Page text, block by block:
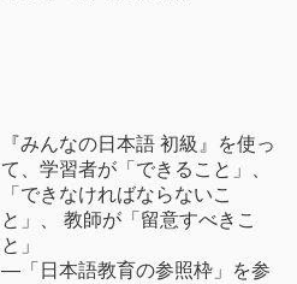
『みんなの日本語 初級』を使っ
て、学習者が「できること」、
「できなければならないこ
と」、 教師が「留意すべきこ
と」
―「日本語教育の参照枠」を参